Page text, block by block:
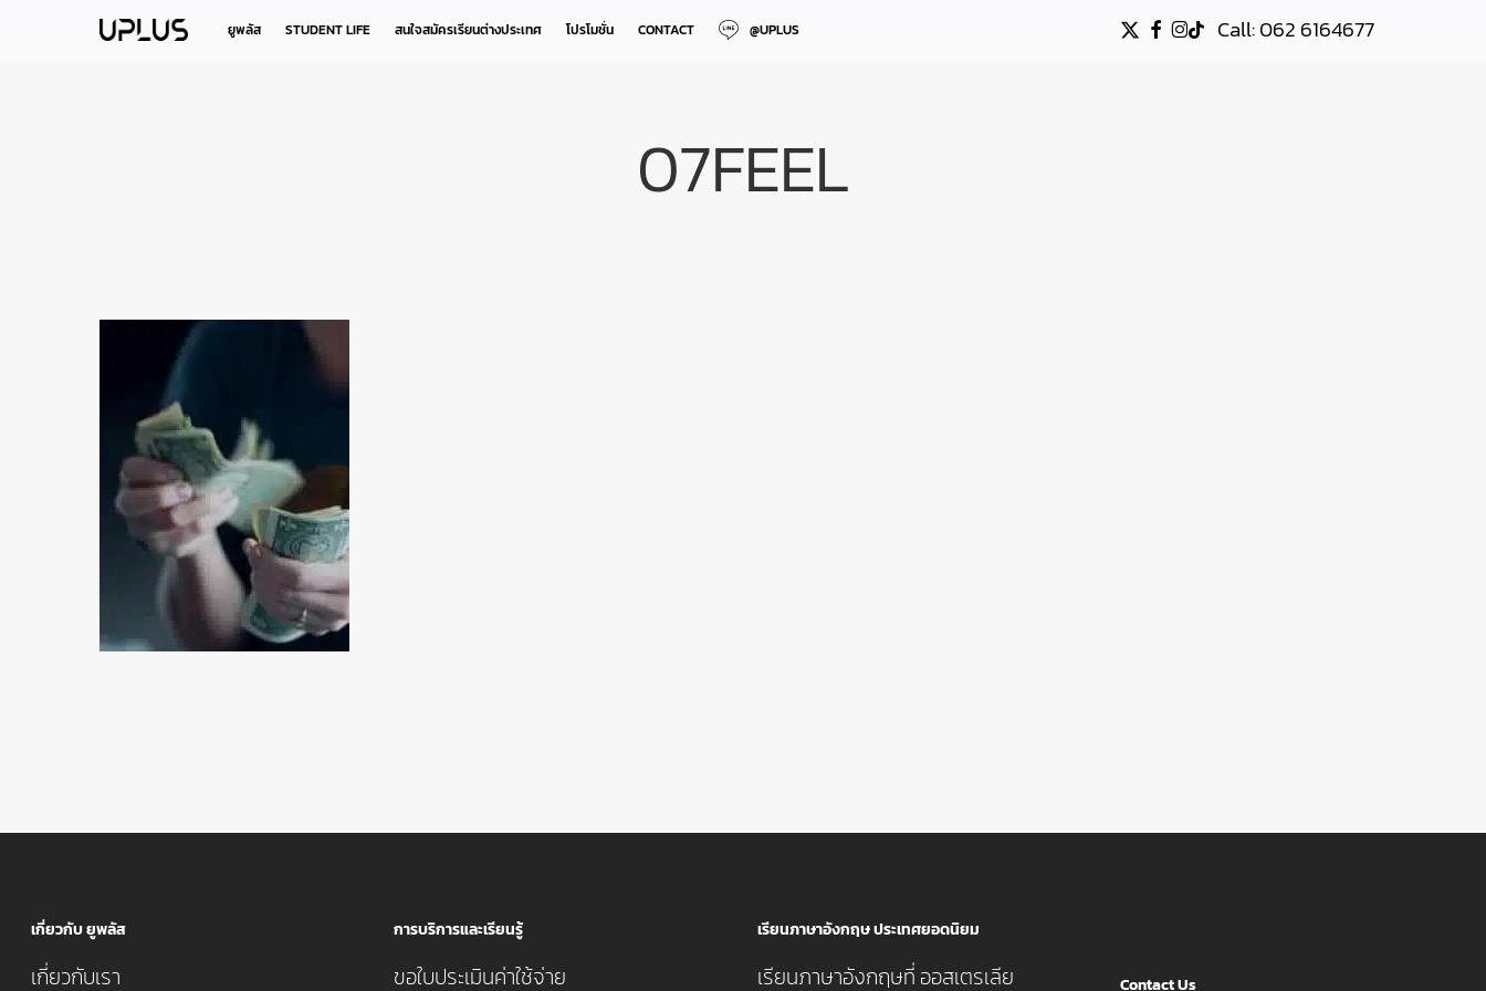
ยูพลัส STUDENT LIFE สนใจสมัครเรียนต่างประเทศ โปรโมชั่น CONTACT @UPLUS Call: 062 6164677
X-
TWITTER
FACEBOOK
INSTAGRAM
TIKTOK
07FEEL
เกี่ยวกับ ยูพลัส
เกี่ยวกับเรา
การบริการและเรียนรู้
ขอใบประเมินค่าใช้จ่าย
เรียนภาษาอังกฤษ ประเทศยอดนิยม
เรียนภาษาอังกฤษที่ ออสเตรเลีย Contact Us